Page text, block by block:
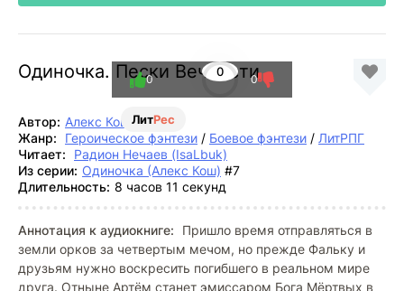
Одиночка. Пески Вечности
ЛитРес
0
0 0
Автор: Алекс Кош
Жанр:
Героическое фэнтези / Боевое фэнтези / ЛитРПГ
Читает:
Радион Нечаев (IsaLbuk)
Из серии: Одиночка (Алекс Кош) #7
Длительность: 8 часов 11 секунд
Аннотация к аудиокниге:
Пришло время отправляться в
земли орков за четвертым мечом, но прежде Фальку и
друзьям нужно воскресить погибшего в реальном мире
друга. Отныне Артём станет эмиссаром Бога Мёртвых в